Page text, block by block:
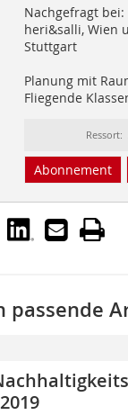
Nachgefragt bei:
heri&salli, Wien
Stuttgart
Planung mit
Fliegende
Abonnement
passende